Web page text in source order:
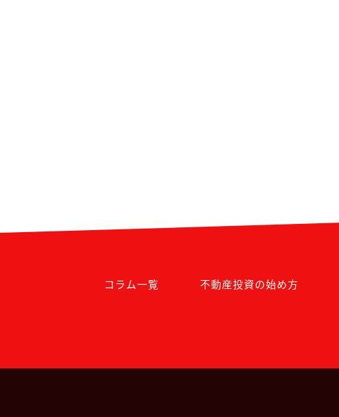
コラム一覧 不動産投資の始め方